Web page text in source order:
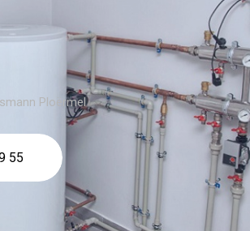
Ploërmel
55